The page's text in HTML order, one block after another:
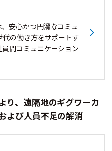
安心かつ円滑なコミュ
の働き方をサポートす
間コミュニケーション
り、遠隔地のギグワーカ
よび人員不足の解消